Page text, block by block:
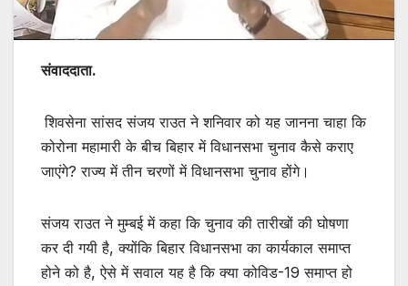
संवाददाता.
शिवसेना सांसद संजय राउत ने शनिवार को यह जानना चाहा कि
कोरोना महामारी के बीच बिहार में विधानसभा चुनाव कैसे कराए
जाएंगे? राज्य में तीन चरणों में विधानसभा चुनाव होंगे।
संजय राउत ने मुम्बई में कहा कि चुनाव की तारीखों की घोषणा
कर दी गयी है, क्योंकि बिहार विधानसभा का कार्यकाल समाप्त
होने को है, ऐसे में सवाल यह है कि क्या कोविड-19 समाप्त हो